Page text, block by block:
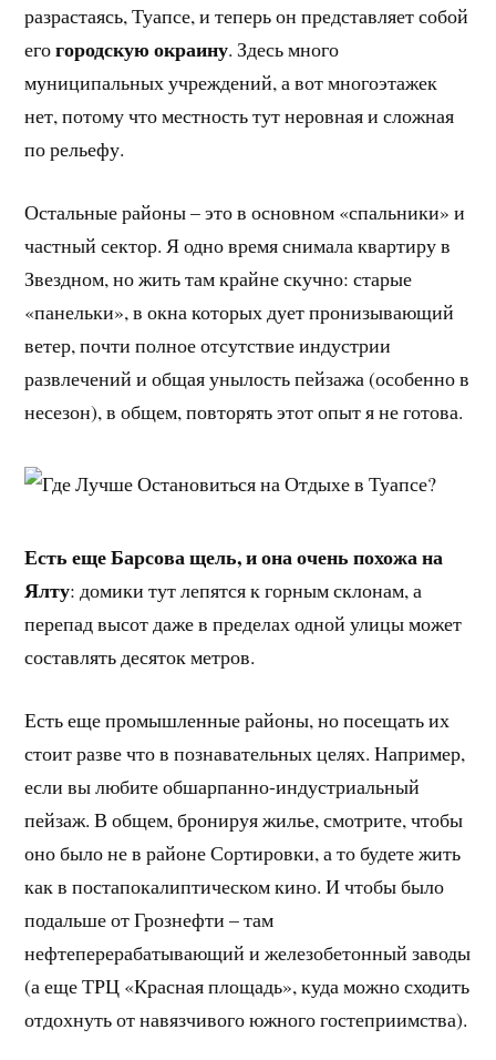
разрастаясь, Туапсе, и теперь он представляет собой
егогородскую окраину. Здесь много
муниципальных учреждений, а вот многоэтажек
нет, потому что местность тут неровная и сложная
по рельефу.
Остальные районы – это в основном «спальники» и
частный сектор. Я одно время снимала квартиру в
Звездном, но жить там крайне скучно: старые
«панельки», в окна которых дует пронизывающий
ветер, почти полное отсутствие индустрии
развлечений и общая унылость пейзажа (особенно в
несезон), в общем, повторять этот опыт я не готова.
Есть еще Барсова щель, и она очень похожа на
Ялту: домики тут лепятся к горным склонам, а
перепад высот даже в пределах одной улицы может
составлять десяток метров.
Есть еще промышленные районы, но посещать их
стоит разве что в познавательных целях. Например,
если вы любите обшарпанно-индустриальный
пейзаж. В общем, бронируя жилье, смотрите, чтобы
оно было не в районе Сортировки, а то будете жить
как в постапокалиптическом кино. И чтобы было
подальше от Грознефти – там
нефтеперерабатывающий и железобетонный заводы
(а еще ТРЦ «Красная площадь», куда можно сходить
отдохнуть от навязчивого южного гостеприимства).